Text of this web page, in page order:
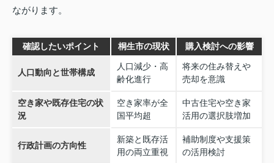
ながります。
確認したいポイント 桐生市の現状 購入検討への影響
人口動向と世帯構成
人口減少・高
齢化進行
将来の住み替えや
売却を意識
空き家や既存住宅の状
況
空き家率が全
国平均超
中古住宅や空き家
活用の選択肢増加
行政計画の方向性
新築と既存活
用の両立重視
補助制度や支援策
の活用検討